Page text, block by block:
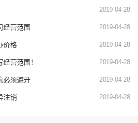
2019-04-28
经营范围 2019-04-28
价格 2019-04-28
营范围！ 2019-04-28
必须避开 2019-04-28
注销 2019-04-28